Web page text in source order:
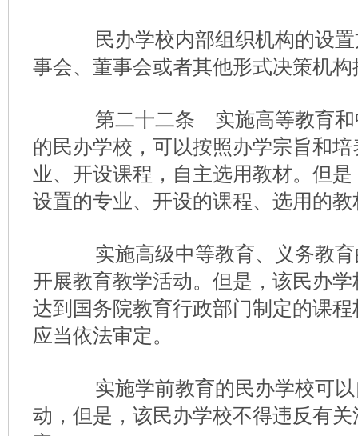
民办学校内部组织机构的设置
事会、董事会或者其他形式决策机构
第二十二条 实施高等教育和
的民办学校，可以按照办学宗旨和
业、开设课程，自主选用教材。但
设置的专业、开设的课程、选用的
实施高级中等教育、义务教育
开展教育教学活动。但是，该民办
达到国务院教育行政部门制定的课
应当依法审定。
实施学前教育的民办学校可以
动，但是，该民办学校不得违反有